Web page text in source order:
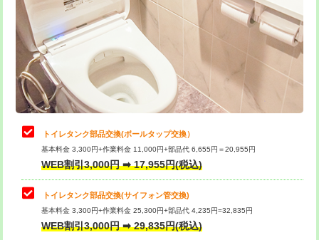
トイレタンク部品交換(ボールタップ交換）
基本料金 3,300円+作業料金 11,000円+部品代 6,655円＝20,955円
WEB割引3,000円 ➡ 17,955円(税込)
トイレタンク部品交換(サイフォン管交換)
基本料金 3,300円+作業料金 25,300円+部品代 4,235円=32,835円
WEB割引3,000円 ➡ 29,835円(税込)